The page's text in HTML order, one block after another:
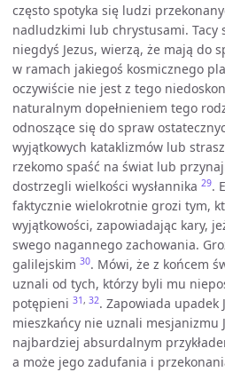
często spotyka się ludzi
nadludzkimi lub chrystusami. Tacy
niegdyś Jezus, wierzą, że mają do
w ramach jakiegoś kosmicznego
oczywiście nie jest z tego
naturalnym dopełnieniem tego
odnoszące się do spraw
wyjątkowych kataklizmów lub
rzekomo spaść na świat lub
dostrzegli wielkości wysłannika 29.
faktycznie wielokrotnie grozi tym,
wyjątkowości, zapowiadając kary,
swego nagannego zachowania.
galilejskim 30. Mówi, że z końcem
uznali od tych, którzy byli mu
potępieni 31 , 32. Zapowiada upadek
mieszkańcy nie uznali mesjanizmu
najbardziej absurdalnym
a może jego zadufania i